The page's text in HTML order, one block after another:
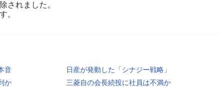
されました。
。
音
日産が発動した「シナジー戦略」
か
三菱自の会長続投に社員は不満か